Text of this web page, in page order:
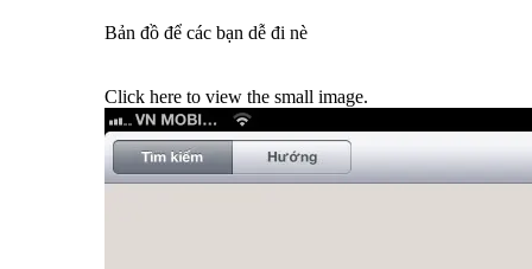
Bản đồ để các bạn dễ đi nè
Click here to view the small image.